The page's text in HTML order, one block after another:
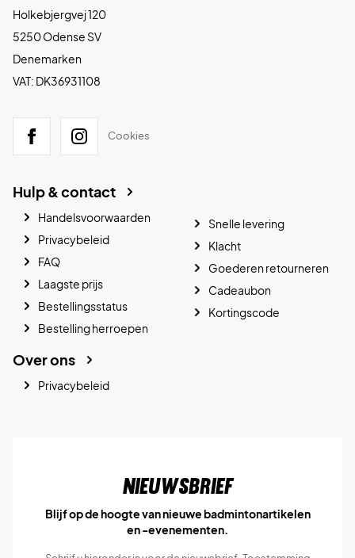
Holkebjergvej 120
5250 Odense SV
Denemarken
VAT: DK36931108
Cookies
Hulp & contact
Handelsvoorwaarden
Privacybeleid
FAQ
Laagste prijs
Bestellingsstatus
Bestelling herroepen
Snelle levering
Klacht
Goederen retourneren
Cadeaubon
Kortingscode
Over ons
Privacybeleid
Nieuwsbrief
Blijf op de hoogte van nieuwe badmintonartikelen
en -evenementen.